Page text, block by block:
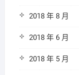
2018 年 8 月
2018 年 6 月
2018 年 5 月